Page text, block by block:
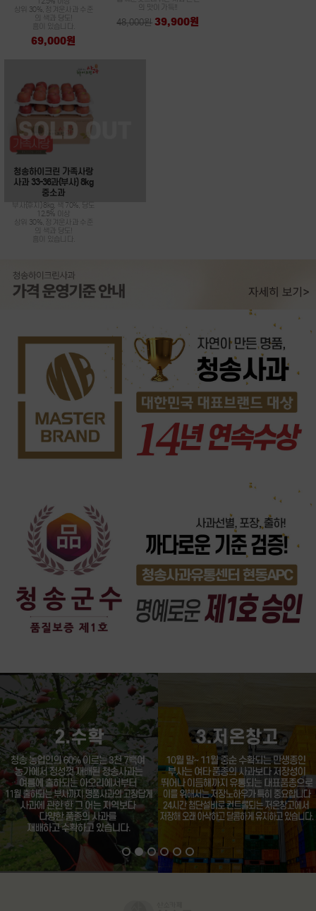
상위 30%, 정겨운사과 수준
의 색과 당도!
흠이 있습니다.
69,000원
의 맛이 가득!!
48,000원 39,900원
청송하이크린 가족사랑
사과 33-36과(부사) 8kg
중소과
부사(후지) 8kg, 색 70%, 당도
12.5% 이상
상위 30%, 정겨운사과 수준
의 색과 당도!
흠이 있습니다.